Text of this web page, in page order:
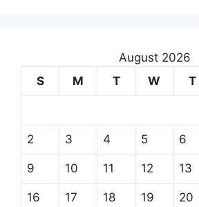
August 2026
S
M T W T
2 3 4 5 6
9 10 11 12 13
16 17 18 19 20